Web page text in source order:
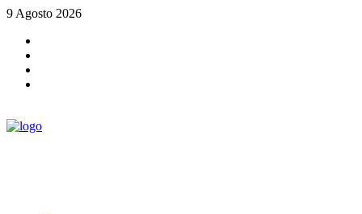
9 Agosto 2026